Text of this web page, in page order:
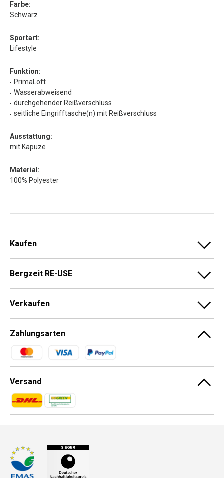
Farbe:
Schwarz
Sportart:
Lifestyle
Funktion:
PrimaLoft
Wasserabweisend
durchgehender Reißverschluss
seitliche Eingrifftasche(n) mit Reißverschluss
Ausstattung:
mit Kapuze
Material:
100% Polyester
Kaufen
Bergzeit RE-USE
Verkaufen
Zahlungsarten
Zahlungsmethoden
Versand
Zahlungsmethoden
Zahlungsmethoden